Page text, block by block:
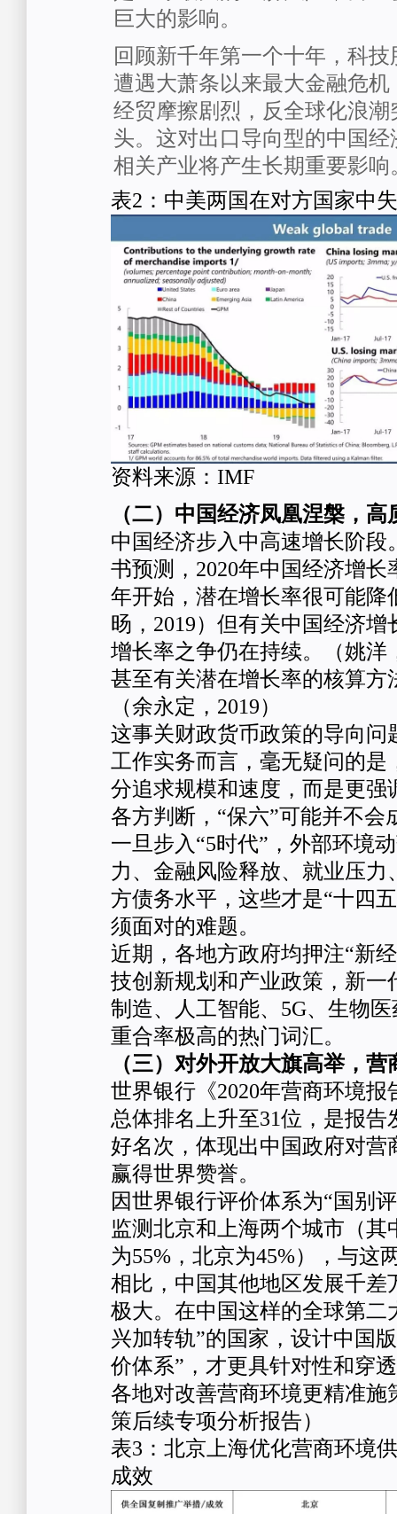
巨大的影响。
回顾新千年第一个十年，科
遭遇大萧条以来最大金融危
经贸摩擦剧烈，反全球化浪
头。这对出口导向型的中国
相关产业将产生长期重要影响
表2：中美两国在对方国家中
资料来源：IMF
（二）中国经济凤凰涅槃，
中国经济步入中高速增长阶段
书预测，2020年中国经济增长
年开始，潜在增长率很可能降
旸，2019）但有关中国经济
增长率之争仍在持续。（姚洋
甚至有关潜在增长率的核算方
（余永定，2019）
这事关财政货币政策的导向问
工作实务而言，毫无疑问的是
分追求规模和速度，而是更强
各方判断，“保六”可能并不会
一旦步入“5时代”，外部环境
力、金融风险释放、就业压力
方债务水平，这些才是“十四
须面对的难题。
近期，各地方政府均押注“新
技创新规划和产业政策，新一
制造、人工智能、5G、生物
重合率极高的热门词汇。
（三）对外开放大旗高举，
世界银行《2020年营商环境报
总体排名上升至31位，是报告
好名次，体现出中国政府对营
赢得世界赞誉。
因世界银行评价体系为“国别
监测北京和上海两个城市（其
为55%，北京为45%），与这
相比，中国其他地区发展千差
极大。在中国这样的全球第二
兴加转轨”的国家，设计中国
价体系”，才更具针对性和穿
各地对改善营商环境更精准施
策后续专项分析报告）
表3：北京上海优化营商环境
成效